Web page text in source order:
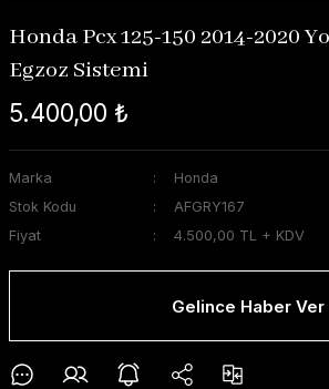
Honda Pcx 125-150 2014-2020
Egzoz Sistemi
5.400,00 ₺
Marka
Honda
Stok Kodu
AFGRY167
Fiyat
4.500,00 TL + KDV
Gelince Haber Ver